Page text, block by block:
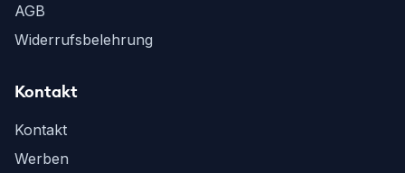
AGB
Widerrufsbelehrung
Kontakt
Kontakt
Werben